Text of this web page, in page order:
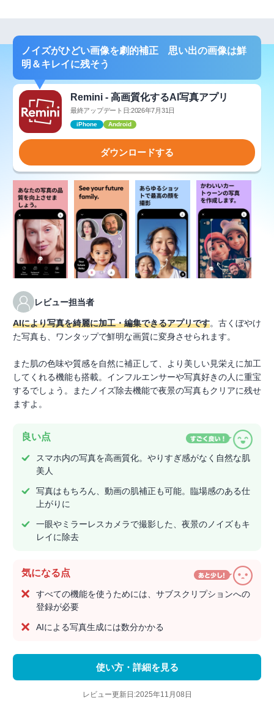
ノイズがひどい画像を劇的補正 思い出の画像は鮮
明＆キレイに残そう
Remini - 高画質化するAI写真アプリ
最終アップデート日:2026年7月31日
iPhone Android
ダウンロードする
レビュー担当者
AIにより写真を綺麗に加工・編集できるアプリです。古くぼやけ
た写真も、ワンタップで鮮明な画質に変身させられます。
また肌の色味や質感を自然に補正して、より美しい見栄えに加工
してくれる機能も搭載。インフルエンサーや写真好きの人に重宝
するでしょう。またノイズ除去機能で夜景の写真もクリアに残せ
ますよ。
良い点
スマホ内の写真を高画質化。やりすぎ感がなく自然な肌
美人
写真はもちろん、動画の肌補正も可能。臨場感のある仕
上がりに
一眼やミラーレスカメラで撮影した、夜景のノイズもキ
レイに除去
気になる点
すべての機能を使うためには、サブスクリプションへの
登録が必要
AIによる写真生成には数分かかる
使い方・詳細を見る
レビュー更新日:2025年11月08日